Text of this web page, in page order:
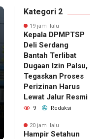
Kategori 2
19 jam lalu
Kepala DPMPTSP
Deli Serdang
Bantah Terlibat
Dugaan Izin Palsu,
Tegaskan Proses
Perizinan Harus
Lewat Jalur Resmi
9 Redaksi
20 jam lalu
Hampir Setahun